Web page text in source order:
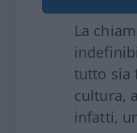
La
tutto sia
cultura,
infatti,